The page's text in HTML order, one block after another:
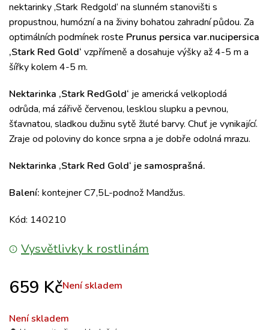
nektarinky ‚Stark Redgold‘ na slunném stanovišti s
propustnou, humózní a na živiny bohatou zahradní půdou. Za
optimálních podmínek roste Prunus persica var.nucipersica
‚Stark Red Gold‘ vzpřímeně a dosahuje výšky až 4-5 m a
šířky kolem 4-5 m.
Nektarinka ‚Stark RedGold‘ je americká velkoplodá
odrůda, má zářivě červenou, lesklou slupku a pevnou,
šťavnatou, sladkou dužinu sytě žluté barvy. Chuť je vynikající.
Zraje od poloviny do konce srpna a je dobře odolná mrazu.
Nektarinka ‚Stark Red Gold‘ je samosprašná.
Balení: kontejner C7,5L-podnož Mandžus.
Kód: 140210
Vysvětlivky k rostlinám
659 KčNení skladem
Není skladem